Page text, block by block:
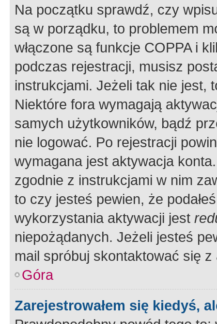
Na początku sprawdź, czy
są w porządku, to problemem
włączone są funkcje COPPA i
podczas rejestracji, musisz
instrukcjami. Jeżeli tak nie jest,
Niektóre fora wymagają
samych użytkowników, bądź
nie logować. Po rejestracji
wymagana jest aktywacja
zgodnie z instrukcjami w nim
to czy jesteś pewien, że
wykorzystania aktywacji jest
niepożądanych. Jeżeli jesteś
mail spróbuj skontaktować się
Góra
Zarejestrowałem się kiedyś,